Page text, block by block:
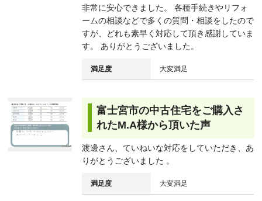
非常に安心できました。 各種手続きやリフォ
ームの相談などで多くの質問・相談をしたので
すが、どれも素早く対応して頂き感謝していま
す。 ありがとうございました。
満足度 大変満足
富士宮市の中古住宅をご購入さ
れたM.A様から頂いた声
渡邊さん、ていねいな対応をしていただき、あ
りがとうございました 。
満足度 大変満足